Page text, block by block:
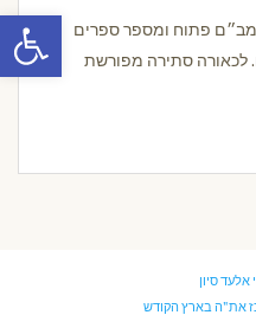
פתח
פתוח ומספר ספרים
לכאורה סתירה מפורשת
אלעד סיון
את"ה בארץ הקודש